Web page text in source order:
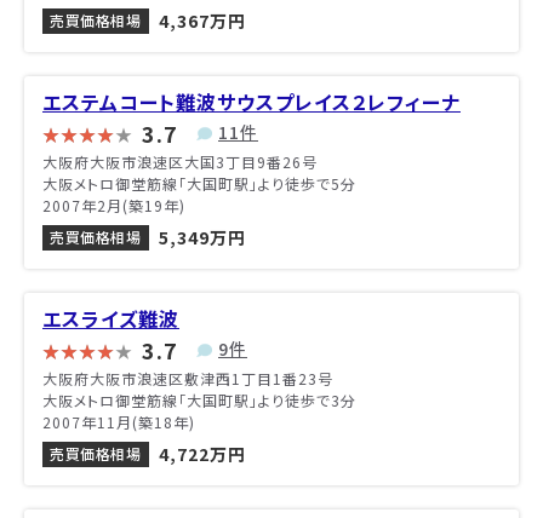
売買価格相場
4,367万円
エステムコート難波サウスプレイス２レフィーナ
3.7 11件
大阪府大阪市浪速区大国3丁目9番26号
大阪メトロ御堂筋線「大国町駅」より徒歩で5分
2007年2月(築19年)
売買価格相場
5,349万円
エスライズ難波
3.7 9件
大阪府大阪市浪速区敷津西1丁目1番23号
大阪メトロ御堂筋線「大国町駅」より徒歩で3分
2007年11月(築18年)
売買価格相場
4,722万円